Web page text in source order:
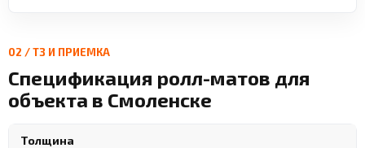
02 / ТЗ И ПРИЕМКА
Спецификация ролл-матов для
объекта в Смоленске
Толщина